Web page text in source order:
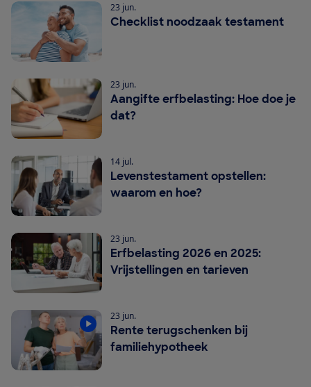
Checklist noodzaak testament
23 jun.
Aangifte erfbelasting: Hoe doe je
dat?
23 jun.
Levenstestament opstellen:
waarom en hoe?
14 jul.
Erfbelasting 2026 en 2025:
Vrijstellingen en tarieven
23 jun.
Rente terugschenken bij
familiehypotheek
23 jun.